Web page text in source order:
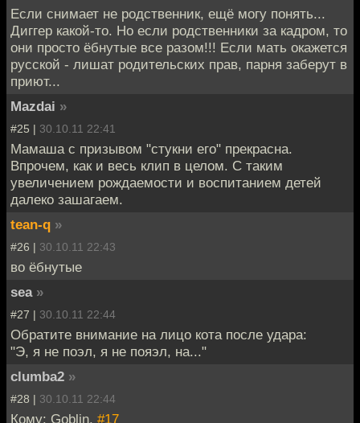
Если снимает не родственник, ещё могу понять...
Диггер какой-то. Но если родственники за кадром, то
они просто ёбнутые все разом!!! Если мать окажется
русской - лишат родительских прав, парня заберут в
приют...
Mazdai »
#25 | 30.10.11 22:41
Мамаша с призывом "стукни его" прекрасна.
Впрочем, как и весь клип в целом. С таким
увеличением рождаемости и воспитанием детей
далеко зашагаем.
tean-q »
#26 | 30.10.11 22:43
во ёбнутые
sea »
#27 | 30.10.11 22:44
Обратите внимание на лицо кота после удара:
"Э, я не поэл, я не пояэл, на..."
clumba2 »
#28 | 30.10.11 22:44
Кому: Goblin, #17